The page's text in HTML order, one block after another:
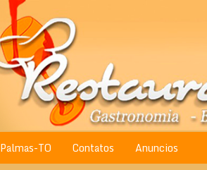
Palmas-TO Contatos Anuncios